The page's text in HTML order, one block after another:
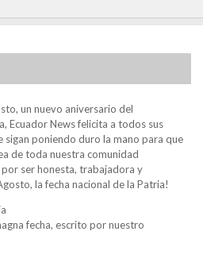
un nuevo aniversario del
Ecuador News felicita a todos sus
sigan poniendo duro la mano para que
de toda nuestra comunidad
ser honesta, trabajadora y
la fecha nacional de la Patria!
fecha, escrito por nuestro